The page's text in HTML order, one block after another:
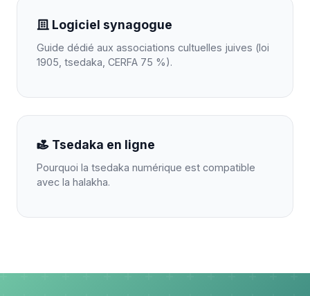
Logiciel synagogue
Guide dédié aux associations cultuelles juives (loi
1905, tsedaka, CERFA 75 %).
Tsedaka en ligne
Pourquoi la tsedaka numérique est compatible
avec la halakha.